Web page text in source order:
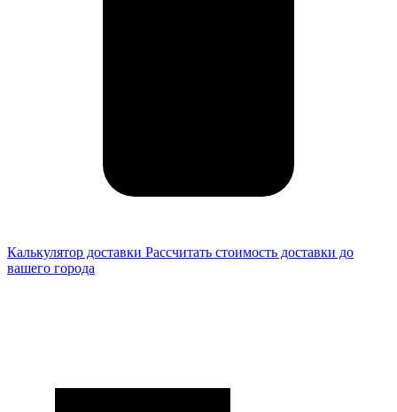
Калькулятор доставки Рассчитать стоимость доставки до
вашего города